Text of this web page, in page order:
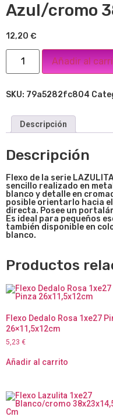
Azul/cromo
12,20 €
Añadir al
SKU: 79a5282fc804
Descripción
Descripción
Flexo de la serie
sencillo realizado en
blanco y detalle en
posible orientarlo hacia
directa. Posee un
Es ideal para pequeños
también disponible en
blanco.
Productos
Flexo Dedalo Rosa 1xe27
26×11,5x12cm
5,23 €
Añadir al carrito